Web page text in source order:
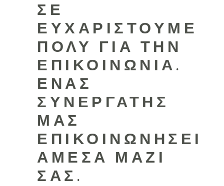
ΣΕ
ΕΥΧΑΡΙΣΤΟΎΜΕ
ΠΟΛΎ ΓΙΑ ΤΗΝ
ΕΠΙΚΟΙΝΩΝΊΑ.
ΈΝΑΣ
ΣΥΝΕΡΓΆΤΗΣ
ΜΑΣ
ΕΠΙΚΟΙΝΩΝΉΣΕΙ
ΆΜΕΣΑ ΜΑΖΊ
ΣΑΣ.